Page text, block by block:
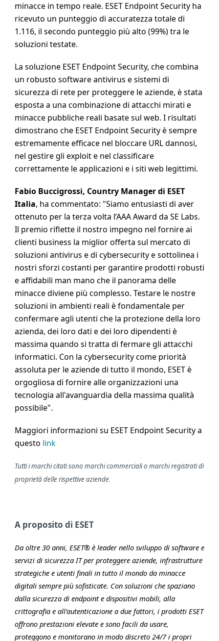
minacce in tempo reale. ESET Endpoint Security ha
ricevuto un punteggio di accuratezza totale di
1.116, il secondo punteggio più alto (99%) tra le
soluzioni testate.
La soluzione ESET Endpoint Security, che combina
un robusto software antivirus e sistemi di
sicurezza di rete per proteggere le aziende, è stata
esposta a una combinazione di attacchi mirati e
minacce pubbliche reali basate sul web. I risultati
dimostrano che ESET Endpoint Security è sempre
estremamente efficace nel bloccare URL dannosi,
nel gestire gli exploit e nel classificare
correttamente le applicazioni e i siti web legittimi.
Fabio Buccigrossi, Country Manager di ESET
Italia, ha commentato: "Siamo entusiasti di aver
ottenuto per la terza volta l’AAA Award da SE Labs.
Il premio riflette il nostro impegno nel fornire ai
clienti business la miglior offerta sul mercato di
soluzioni antivirus e di cybersecurity e sottolinea i
nostri sforzi costanti per garantire prodotti robusti
e affidabili man mano che il panorama delle
minacce diviene più complesso. Testare le nostre
soluzioni in ambienti reali è fondamentale per
confermare agli utenti che la protezione della loro
azienda, dei loro dati e dei loro dipendenti è
massima quando si tratta di fermare gli attacchi
informatici. Con la cybersecurity come priorità
assoluta per le aziende di tutto il mondo, ESET è
orgogliosa di fornire alle organizzazioni una
tecnologia all'avanguardia della massima qualità
possibile".
Maggiori informazioni su ESET Endpoint Security a
questo link
Tutti i marchi citati sono marchi commerciali o marchi registrati di
proprietà delle rispettive aziende.
A proposito di ESET
Da oltre 30 anni, ESET® è leader nello sviluppo di software e
servizi di sicurezza IT per proteggere aziende, infrastrutture
strategiche e utenti finali in tutto il mondo da minacce
digitali sempre più sofisticate. Con soluzioni che spaziano
dalla sicurezza di endpoint e dispositivi mobili, alla
crittografia e all'autenticazione a due fattori, i prodotti ESET
offrono prestazioni elevate e sono facili da usare,
proteggono e monitorano in modo discreto 24/7 i propri